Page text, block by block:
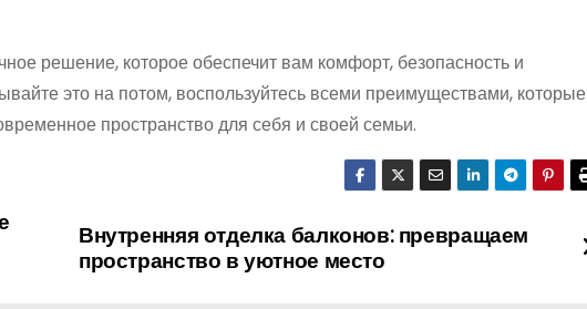
решение, которое обеспечит вам комфорт, безопасность и
это на потом, воспользуйтесь всеми преимуществами, которые
пространство для себя и своей семьи.
Внутренняя отделка балконов: превращаем
пространство в уютное место